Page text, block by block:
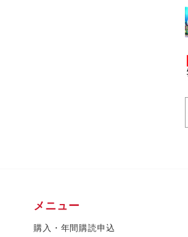
メニュー
購入・年間購読申込